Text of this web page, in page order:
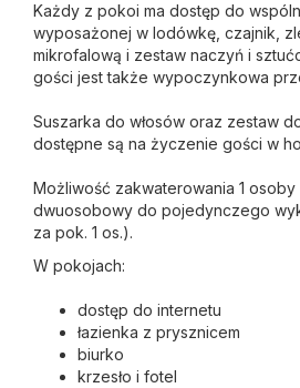
Każdy z pokoi ma dostęp do
wyposażonej w lodówkę, czajnik,
mikrofalową i zestaw naczyń i
gości jest także wypoczynkowa
Suszarka do włosów oraz zestaw
dostępne są na życzenie gości w
Możliwość zakwaterowania 1
dwuosobowy do pojedynczego
za pok. 1 os.).
W pokojach:
dostęp do internetu
łazienka z prysznicem
biurko
krzesło i fotel